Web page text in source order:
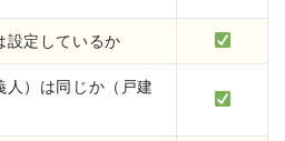
設定しているか
人）は同じか（戸建